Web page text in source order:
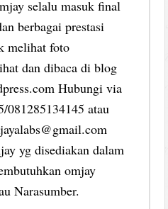
selalu masuk final
berbagai prestasi
melihat foto
dan dibaca di blog
Hubungi via
081285134145 atau
yg disediakan dalam
omjay
Narasumber.